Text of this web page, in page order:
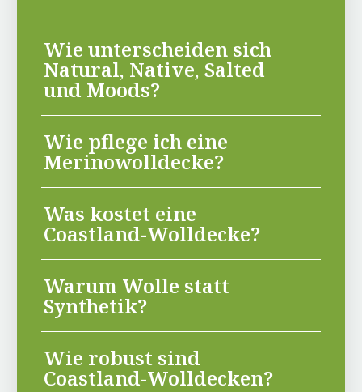
Wie unterscheiden sich
Natural, Native, Salted
und Moods?
Wie pflege ich eine
Merinowolldecke?
Was kostet eine
Coastland-Wolldecke?
Warum Wolle statt
Synthetik?
Wie robust sind
Coastland-Wolldecken?